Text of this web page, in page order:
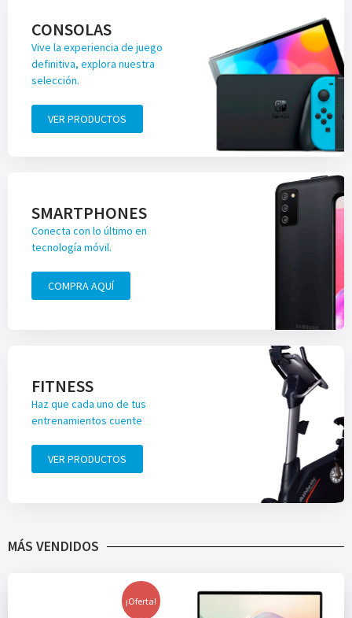
CONSOLAS
Vive la experiencia de juego
definitiva, explora nuestra
selección.
VER PRODUCTOS
SMARTPHONES
Conecta con lo último en
tecnología móvil.
COMPRA AQUÍ
FITNESS
Haz que cada uno de tus
entrenamientos cuente
VER PRODUCTOS
MÁS VENDIDOS
¡Oferta!